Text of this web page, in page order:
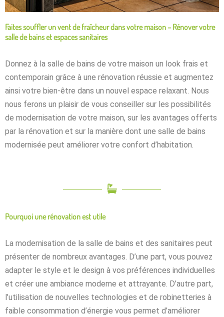
Faites souffler un vent de fraîcheur dans votre maison – Rénover votre
salle de bains et espaces sanitaires
Donnez à la salle de bains de votre maison un look frais et
contemporain grâce à une rénovation réussie et augmentez
ainsi votre bien-être dans un nouvel espace relaxant. Nous
nous ferons un plaisir de vous conseiller sur les possibilités
de modernisation de votre maison, sur les avantages offerts
par la rénovation et sur la manière dont une salle de bains
modernisée peut améliorer votre confort d’habitation.
Pourquoi une rénovation est utile
La modernisation de la salle de bains et des sanitaires peut
présenter de nombreux avantages. D’une part, vous pouvez
adapter le style et le design à vos préférences individuelles
et créer une ambiance moderne et attrayante. D’autre part,
l’utilisation de nouvelles technologies et de robinetteries à
faible consommation d’énergie vous permet d’améliorer